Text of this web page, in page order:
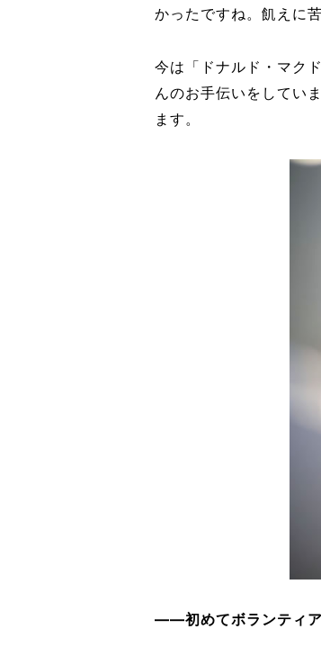
かったですね。飢えに
今は「ドナルド・マク
んのお手伝いをしてい
ます。
――初めてボランティア